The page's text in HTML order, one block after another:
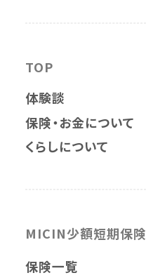
TOP
体験談
保険・お金について
くらしについて
MICIN少額短期保険
保険一覧